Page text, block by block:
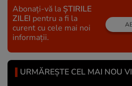
Abonați-vă la ȘTIRILE
ZILEI pentru a fi la
curent cu cele mai noi
informații.
URMĂREȘTE CEL MAI NOU